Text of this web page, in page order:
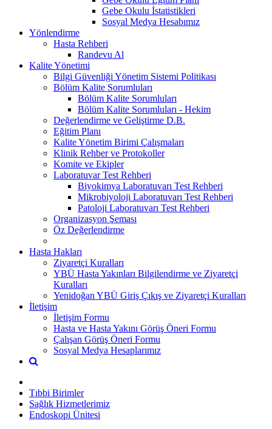
Gebe Okulu İstatistikleri
Sosyal Medya Hesabımız
Yönlendirme
Hasta Rehberi
Randevu Al
Kalite Yönetimi
Bilgi Güvenliği Yönetim Sistemi Politikası
Bölüm Kalite Sorumluları
Bölüm Kalite Sorumluları
Bölüm Kalite Sorumluları - Hekim
Değerlendirme ve Geliştirme D.B.
Eğitim Planı
Kalite Yönetim Birimi Çalışmaları
Klinik Rehber ve Protokoller
Komite ve Ekipler
Laboratuvar Test Rehberi
Biyokimya Laboratuvarı Test Rehberi
Mikrobiyoloji Laboratuvarı Test Rehberi
Patoloji Laboratuvarı Test Rehberi
Organizasyon Şeması
Öz Değerlendirme
Hasta Hakları
Ziyaretçi Kuralları
YBÜ Hasta Yakınları Bilgilendirme ve Ziyaretçi
Kuralları
Yenidoğan YBÜ Giriş Çıkış ve Ziyaretçi Kuralları
İletişim
İletişim Formu
Hasta ve Hasta Yakını Görüş Öneri Formu
Çalışan Görüş Öneri Formu
Sosyal Medya Hesaplarımız
Tıbbi Birimler
Sağlık Hizmetlerimiz
Endoskopi Ünitesi